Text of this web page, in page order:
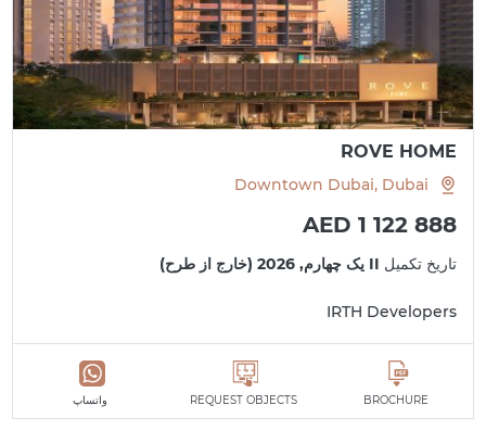
ROVE HOME
Downtown Dubai, Dubai
AED 1 122 888
تاریخ تکمیل II یک چهارم, 2026 (خارج از طرح)
IRTH Developers
BROCHURE
REQUEST OBJECTS واتساپ